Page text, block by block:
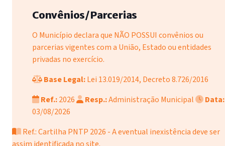
Convênios/Parcerias
O Município declara que NÃO POSSUI convênios ou
parcerias vigentes com a União, Estado ou entidades
privadas no exercício.
Base Legal:Lei 13.019/2014, Decreto 8.726/2016
Ref.:2026 Resp.:Administração Municipal
Data:
03/08/2026
Ref.: Cartilha PNTP 2026 - A eventual inexistência deve ser